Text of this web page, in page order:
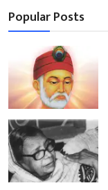
Popular Posts